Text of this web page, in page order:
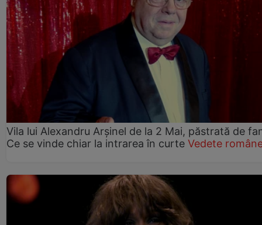
Vila lui Alexandru Arșinel de la 2 Mai, păstrată de
Ce se vinde chiar la intrarea în curte Vedete